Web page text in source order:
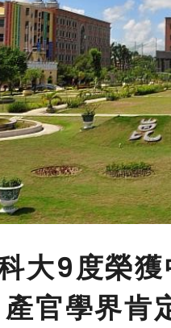
大9度榮
官學界肯